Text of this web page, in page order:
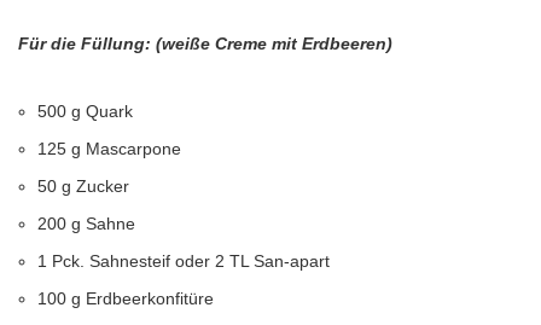
Für die Füllung: (weiße Creme mit Erdbeeren)
500 g Quark
125 g Mascarpone
50 g Zucker
200 g Sahne
1 Pck. Sahnesteif oder 2 TL San-apart
100 g Erdbeerkonfitüre